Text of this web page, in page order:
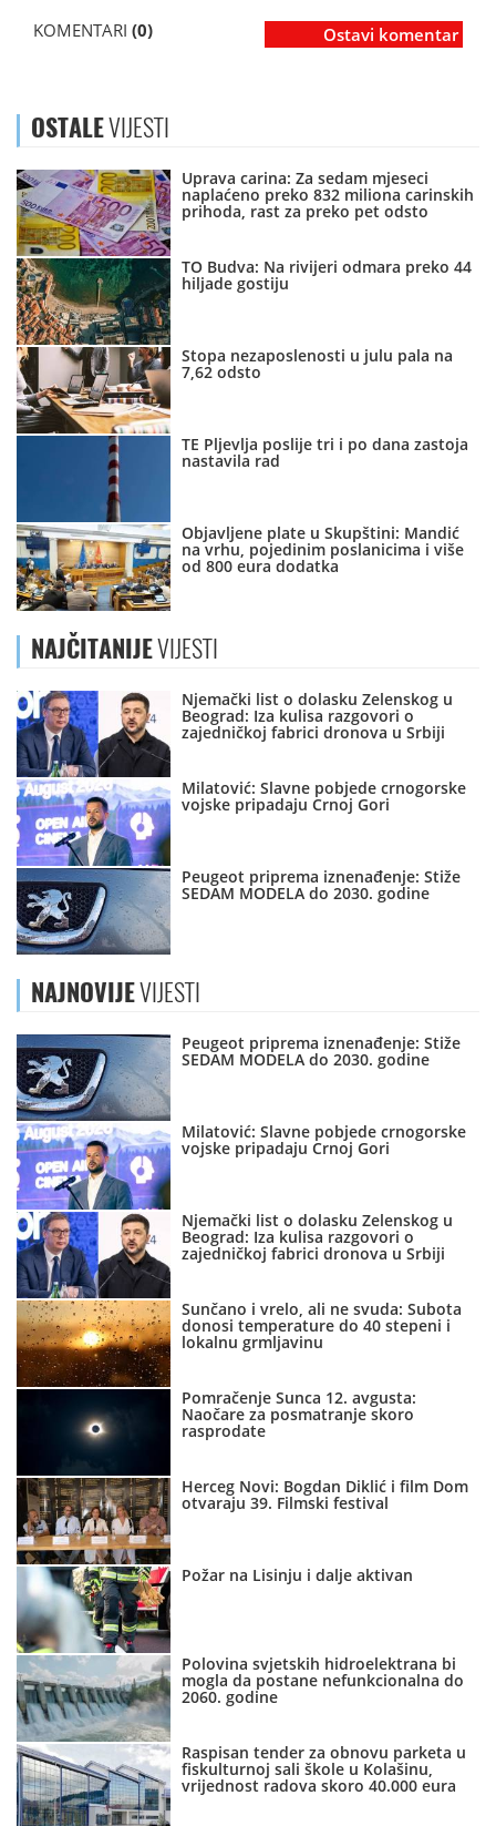
KOMENTARI (0) Ostavi komentar
OSTALEVIJESTI
Uprava carina: Za sedam mjeseci
naplaćeno preko 832 miliona carinskih
prihoda, rast za preko pet odsto
TO Budva: Na rivijeri odmara preko 44
hiljade gostiju
Stopa nezaposlenosti u julu pala na
7,62 odsto
TE Pljevlja poslije tri i po dana zastoja
nastavila rad
Objavljene plate u Skupštini: Mandić
na vrhu, pojedinim poslanicima i više
od 800 eura dodatka
NAJČITANIJEVIJESTI
Njemački list o dolasku Zelenskog u
Beograd: Iza kulisa razgovori o
zajedničkoj fabrici dronova u Srbiji
Milatović: Slavne pobjede crnogorske
vojske pripadaju Crnoj Gori
Peugeot priprema iznenađenje: Stiže
SEDAM MODELA do 2030. godine
NAJNOVIJEVIJESTI
Peugeot priprema iznenađenje: Stiže
SEDAM MODELA do 2030. godine
Milatović: Slavne pobjede crnogorske
vojske pripadaju Crnoj Gori
Njemački list o dolasku Zelenskog u
Beograd: Iza kulisa razgovori o
zajedničkoj fabrici dronova u Srbiji
Sunčano i vrelo, ali ne svuda: Subota
donosi temperature do 40 stepeni i
lokalnu grmljavinu
Pomračenje Sunca 12. avgusta:
Naočare za posmatranje skoro
rasprodate
Herceg Novi: Bogdan Diklić i film Dom
otvaraju 39. Filmski festival
Požar na Lisinju i dalje aktivan
Polovina svjetskih hidroelektrana bi
mogla da postane nefunkcionalna do
2060. godine
Raspisan tender za obnovu parketa u
fiskulturnoj sali škole u Kolašinu,
vrijednost radova skoro 40.000 eura